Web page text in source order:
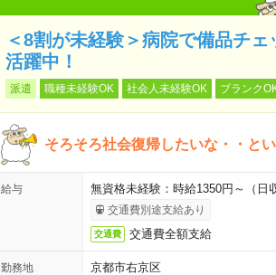
＜8割が未経験＞病院で備品チ
活躍中！
派遣 職種未経験OK 社会人未経験OK ブランク
そろそろ社会復帰したいな・・と
給与 無資格未経験：時給1350円～（
交通費別途支給あり
交通費 交通費全額支給
勤務地
京都市右京区